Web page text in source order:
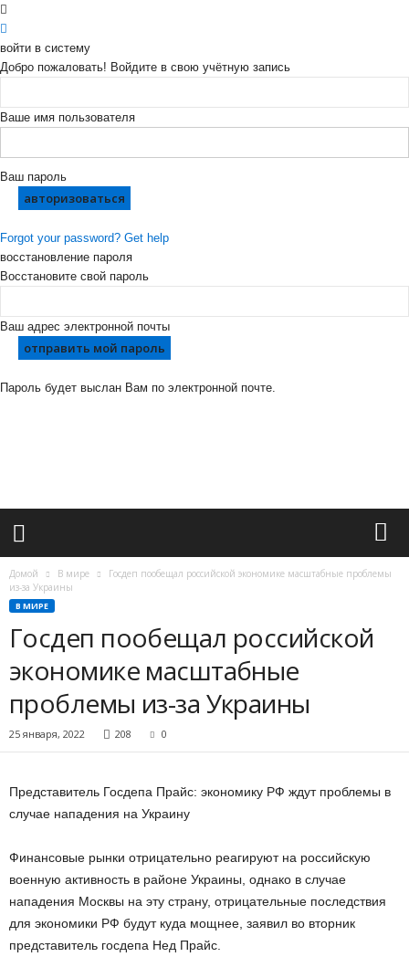
войти в систему
Добро пожаловать! Войдите в свою учётную запись
Ваше имя пользователя
Ваш пароль
Forgot your password? Get help
восстановление пароля
Восстановите свой пароль
Ваш адрес электронной почты
Пароль будет выслан Вам по электронной почте.
ж
Домой В мире
Госдеп пообещал российской экономике масштабные проблемы
из-за Украины
В МИРЕ
Госдеп пообещал российской
экономике масштабные
проблемы из-за Украины
25 января, 2022 208 0
Представитель Госдепа Прайс: экономику РФ ждут проблемы в
случае нападения на Украину
Финансовые рынки отрицательно реагируют на российскую
военную активность в районе Украины, однако в случае
нападения Москвы на эту страну, отрицательные последствия
для экономики РФ будут куда мощнее, заявил во вторник
представитель госдепа Нед Прайс.